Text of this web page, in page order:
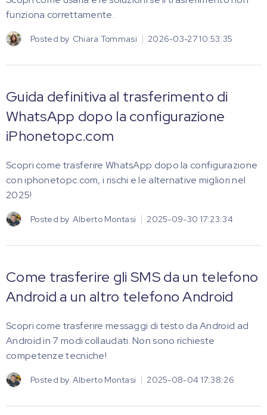
funziona correttamente.
Posted by Chiara Tommasi 2026-03-27 10:53:35
Guida definitiva al trasferimento di
WhatsApp dopo la configurazione
iPhonetopc.com
Scopri come trasferire WhatsApp dopo la configurazione
con iphonetopc.com, i rischi e le alternative migliori nel
2025!
Posted by Alberto Montasi 2025-09-30 17:23:34
Come trasferire gli SMS da un telefono
Android a un altro telefono Android
Scopri come trasferire messaggi di testo da Android ad
Android in 7 modi collaudati. Non sono richieste
competenze tecniche!
Posted by Alberto Montasi 2025-08-04 17:38:26